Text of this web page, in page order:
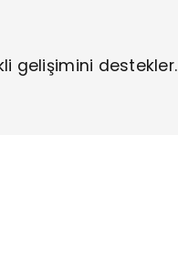
gelişimini